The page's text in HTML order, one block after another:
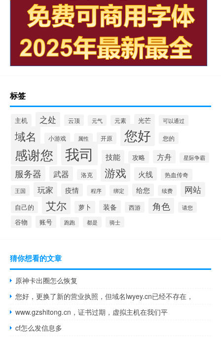
标签
主机 之处 云顶 元气 元素 光芒 可以通过
域名 小游戏 属性 开原 您好 您的
感谢您 我司 技能 攻略 方舟 星际争霸
服务器 武器 洛克 游戏 火线 热血传奇
王国 玩家 疫情 程序 绑定 给您 续费 网站
自己的 艾尔 萝卜 装备 西游 角色 请您
谷物 账号 跑跑 都是 骑士
猜你想看的文章
原神卡出圈怎么恢复
您好，更换了新的营业执照，但域名lwyey.cn已经不存在，
www.gzshitong.cn，证书过期，虚拟主机在我们平
cf怎么发信息多